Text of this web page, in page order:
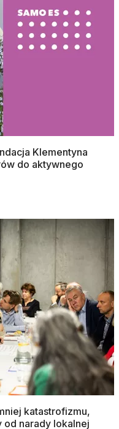
Klementyna
do aktywnego
katastrofizmu,
od narady lokalnej